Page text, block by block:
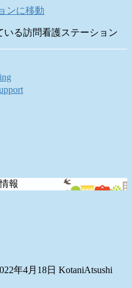
ンに移動
る訪問看護ステーション
報
年4月18日 KotaniAtsushi